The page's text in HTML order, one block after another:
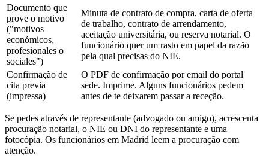
Documento que
prove o motivo
("motivos
económicos,
profesionales o
sociales")
Minuta de contrato de compra, carta de oferta
de trabalho, contrato de arrendamento,
aceitação universitária, ou reserva notarial. O
funcionário quer um rasto em papel da razão
pela qual precisas do NIE.
Confirmação de
cita previa
(impressa)
O PDF de confirmação por email do portal
sede. Imprime. Alguns funcionários pedem
antes de te deixarem passar a receção.
Se pedes através de representante (advogado ou amigo), acrescenta
procuração notarial, o NIE ou DNI do representante e uma
fotocópia. Os funcionários em Madrid leem a procuração com
atenção.